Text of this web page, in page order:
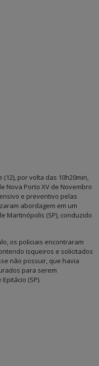
por volta das 10h20min,
Nova Porto XV de Novembro
e preventivo pelas
abordagem em um
Martinópolis (SP), conduzido
os policiais encontraram
isqueiros e solicitados
não possuir, que havia
para serem
(SP).